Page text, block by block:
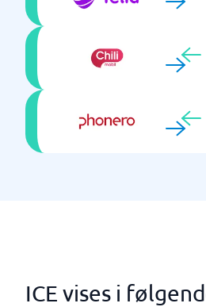
ICE vises i